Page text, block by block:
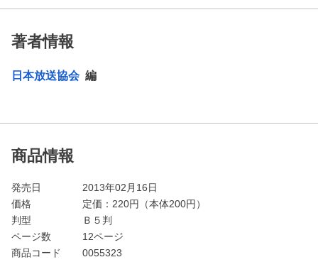
著者情報
日本放送協会 編
商品情報
発売日
2013年02月16日
価格
定価： 220円（本体200円）
判型
Ｂ５判
ページ数
12ページ
商品コード
0055323